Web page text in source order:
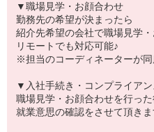
▼職場見学・お顔合わせ
勤務先の希望が決まったら
紹介先希望の会社で職場見学・
リモートでも対応可能♪
※担当のコーディネーターが
▼入社手続き・コンプライア
職場見学・お顔合わせを行った
就業意思の確認をさせて頂きま